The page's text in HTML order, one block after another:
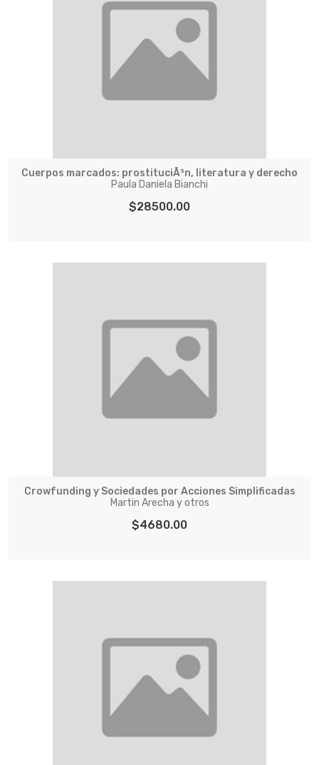
Cuerpos marcados: prostituciÃ³n, literatura y derecho
Paula Daniela Bianchi
$28500.00
Crowfunding y Sociedades por Acciones Simplificadas
Martin Arecha y otros
$4680.00